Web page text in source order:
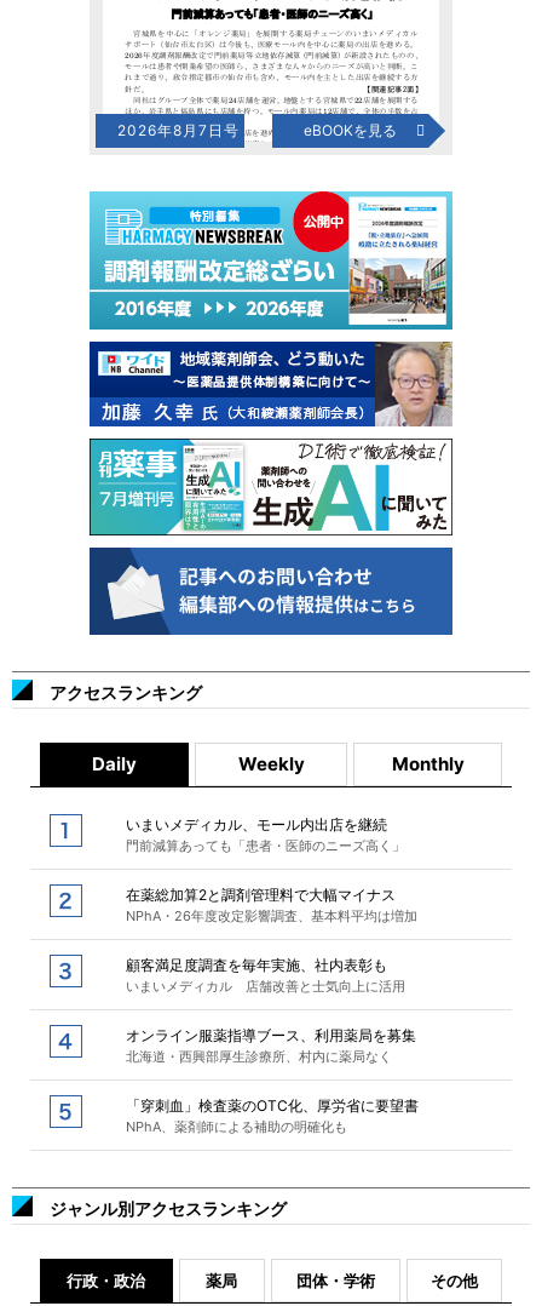
2026年8月7日号 eBOOKを見る
アクセスランキング
Daily Weekly Monthly
いまいメディカル、モール内出店を継続
門前減算あっても「患者・医師のニーズ高く」
在薬総加算2と調剤管理料で大幅マイナス
NPhA・26年度改定影響調査、基本料平均は増加
顧客満足度調査を毎年実施、社内表彰も
いまいメディカル 店舗改善と士気向上に活用
オンライン服薬指導ブース、利用薬局を募集
北海道・西興部厚生診療所、村内に薬局なく
「穿刺血」検査薬のOTC化、厚労省に要望書
NPhA、薬剤師による補助の明確化も
ジャンル別アクセスランキング
行政・政治 薬局 団体・学術 その他